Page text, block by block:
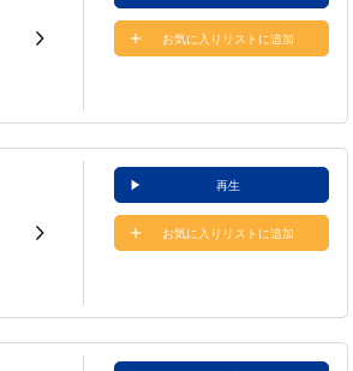
お気に入りリストに追加
再生
お気に入りリストに追加